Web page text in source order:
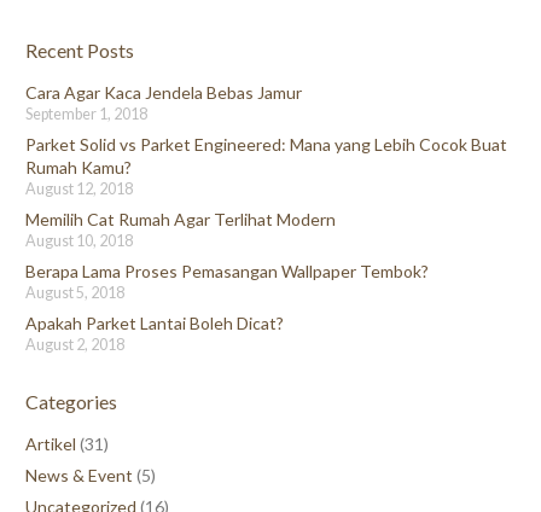
Recent Posts
Cara Agar Kaca Jendela Bebas Jamur
September 1, 2018
Parket Solid vs Parket Engineered: Mana yang Lebih Cocok Buat
Rumah Kamu?
August 12, 2018
Memilih Cat Rumah Agar Terlihat Modern
August 10, 2018
Berapa Lama Proses Pemasangan Wallpaper Tembok?
August 5, 2018
Apakah Parket Lantai Boleh Dicat?
August 2, 2018
Categories
Artikel (31)
News & Event (5)
Uncategorized (16)